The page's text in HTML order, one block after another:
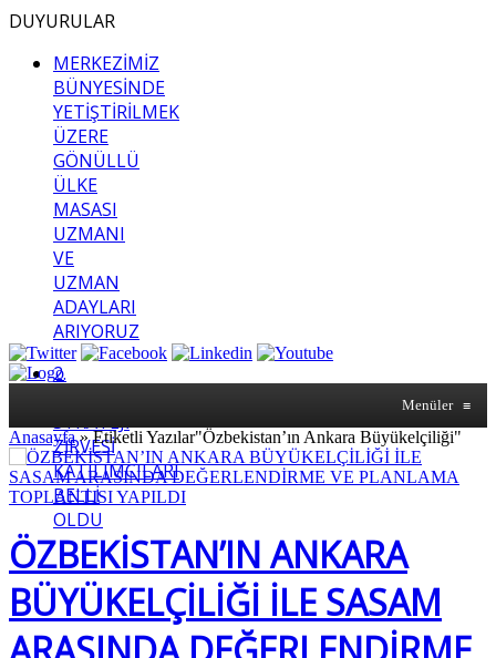
DUYURULAR
MERKEZİMİZ
BÜNYESİNDE
YETİŞTİRİLMEK
ÜZERE
GÖNÜLLÜ
ÜLKE
MASASI
UZMANI
VE
UZMAN
ADAYLARI
ARIYORUZ
2.
STRATEJİ
ZİRVESİ
KATILIMCILARI
BELLİ
OLDU
Menüler ≡
Anasayfa»Etiketli Yazılar"Özbekistan’ın Ankara Büyükelçiliği"
ÖZBEKİSTAN’IN ANKARA
BÜYÜKELÇİLİĞİ İLE SASAM